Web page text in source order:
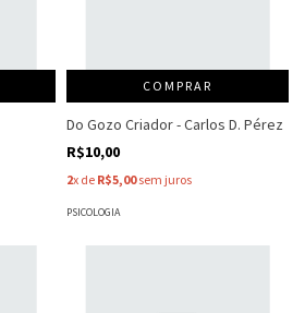
COMPRAR
Do Gozo Criador - Carlos D. Pérez
R$10,00
2x de R$5,00sem juros
PSICOLOGIA